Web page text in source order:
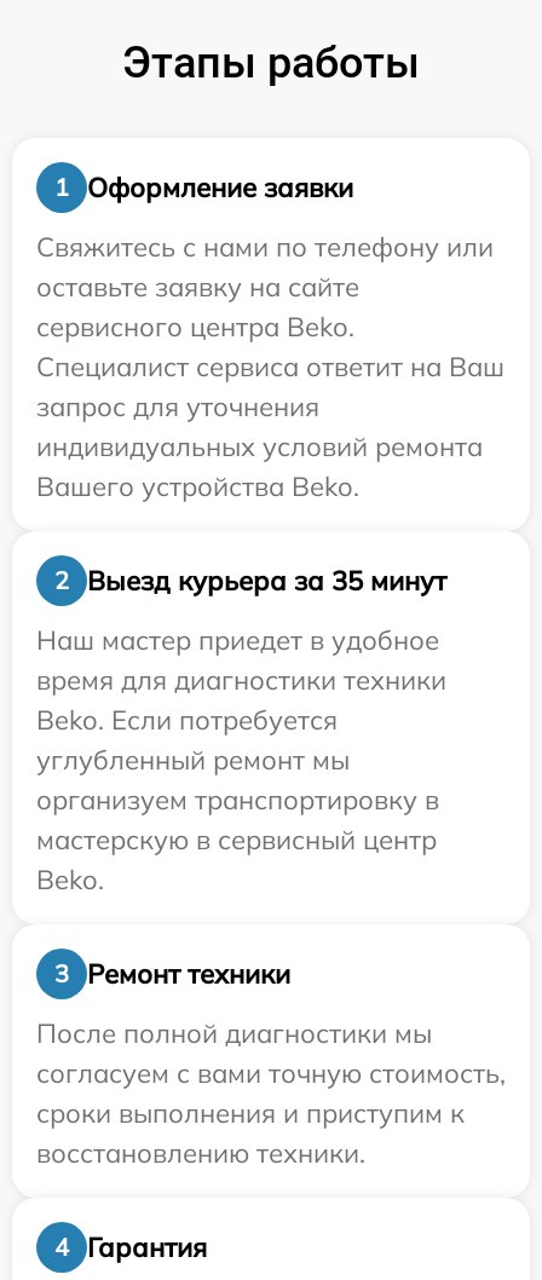
Этапы работы
1
Оформление заявки
Свяжитесь с нами по телефону или
оставьте заявку на сайте
сервисного центра Beko.
Специалист сервиса ответит на Ваш
запрос для уточнения
индивидуальных условий ремонта
Вашего устройства Beko.
2
Выезд курьера за 35 минут
Наш мастер приедет в удобное
время для диагностики техники
Beko. Если потребуется
углубленный ремонт мы
организуем транспортировку в
мастерскую в сервисный центр
Beko.
3
Ремонт техники
После полной диагностики мы
согласуем с вами точную стоимость,
сроки выполнения и приступим к
восстановлению техники.
4 Гарантия